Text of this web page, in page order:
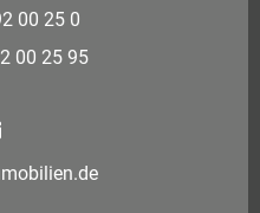
00 25 0
00 25 95